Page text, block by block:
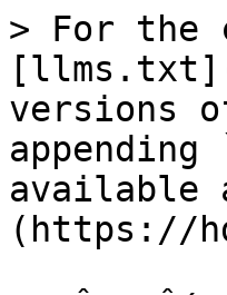
> For the
versions
available
(https://